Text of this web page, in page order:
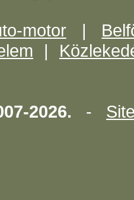
motor|
|
2026. -